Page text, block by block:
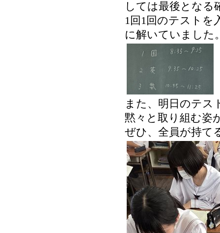
しては最後となる
1回1回のテストを
に解いていました
また、明日のテス
黙々と取り組む姿
ぜひ、全員が持て